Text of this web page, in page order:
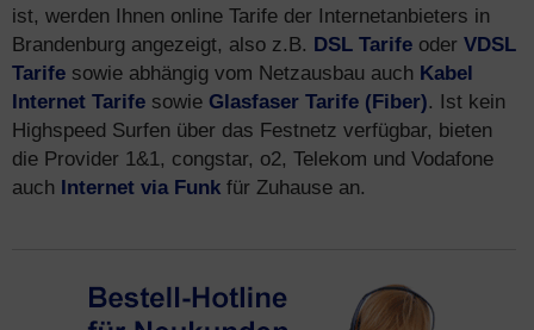
ist, werden Ihnen online Tarife der Internetanbieters in
Brandenburg angezeigt, also z.B. DSL Tarife oder VDSL
Tarife sowie abhängig vom Netzausbau auch Kabel
Internet Tarife sowie Glasfaser Tarife (Fiber). Ist kein
Highspeed Surfen über das Festnetz verfügbar, bieten
die Provider 1&1, congstar, o2, Telekom und Vodafone
auch Internet via Funk für Zuhause an.